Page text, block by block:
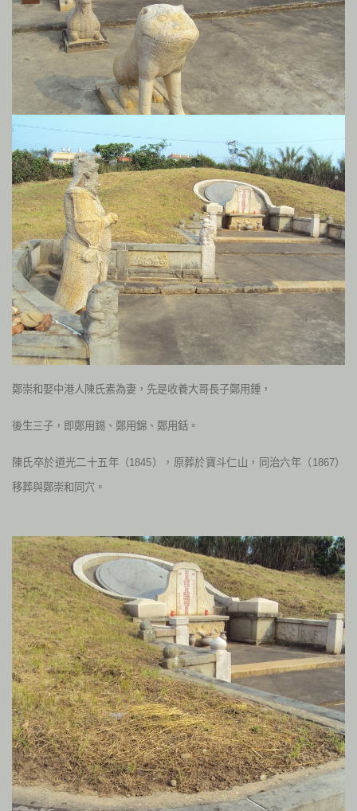
鄭崇和娶中港人陳氏素為妻，先是收養大哥長子鄭用鍾，
後生三子，即鄭用錫、鄭用錦、鄭用銛。
陳氏卒於道光二十五年（1845），原葬於寶斗仁山，同治六年（1867）
移葬與鄭崇和同穴。